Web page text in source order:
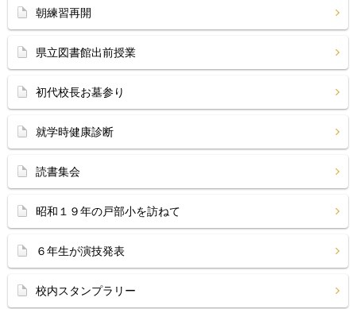
朝練習再開
県立図書館出前授業
初代校長お墓参り
就学時健康診断
読書集会
昭和１９年の戸部小を訪ねて
６年生が演技発表
校内スタンプラリー